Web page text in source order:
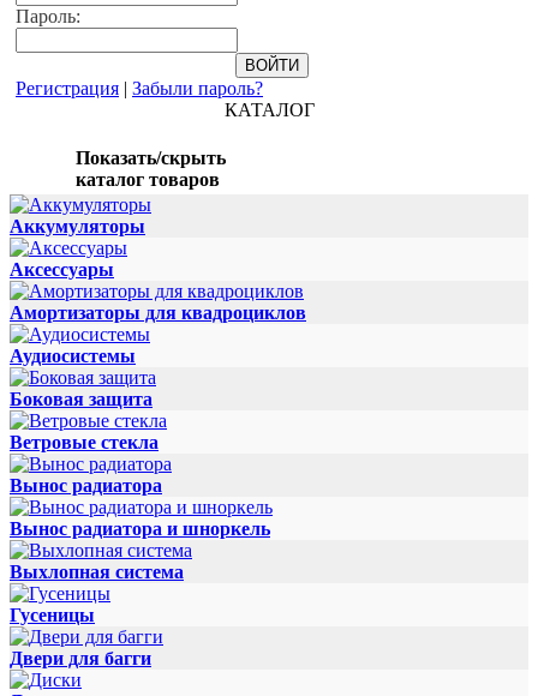
Пароль:
Регистрация | Забыли пароль?
КАТАЛОГ
Показать/скрыть
каталог товаров
Аккумуляторы
Аксессуары
Амортизаторы для квадроциклов
Аудиосистемы
Боковая защита
Ветровые стекла
Вынос радиатора
Вынос радиатора и шноркель
Выхлопная система
Гусеницы
Двери для багги